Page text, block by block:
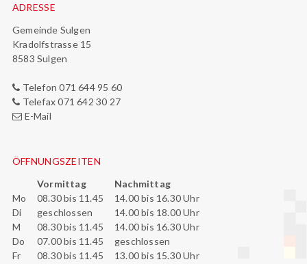
Footer
ADRESSE
Gemeinde Sulgen
Kradolfstrasse 15
8583 Sulgen
Telefon 071 644 95 60
Telefax 071 642 30 27
E-Mail
ÖFFNUNGSZEITEN
Vormittag
Nachmittag
Mo
08.30 bis 11.45
14.00 bis 16.30 Uhr
Di
geschlossen
14.00 bis 18.00 Uhr
M
08.30 bis 11.45
14.00 bis 16.30 Uhr
Do
07.00 bis 11.45
geschlossen
Fr
08.30 bis 11.45 13.00 bis 15.30 Uhr